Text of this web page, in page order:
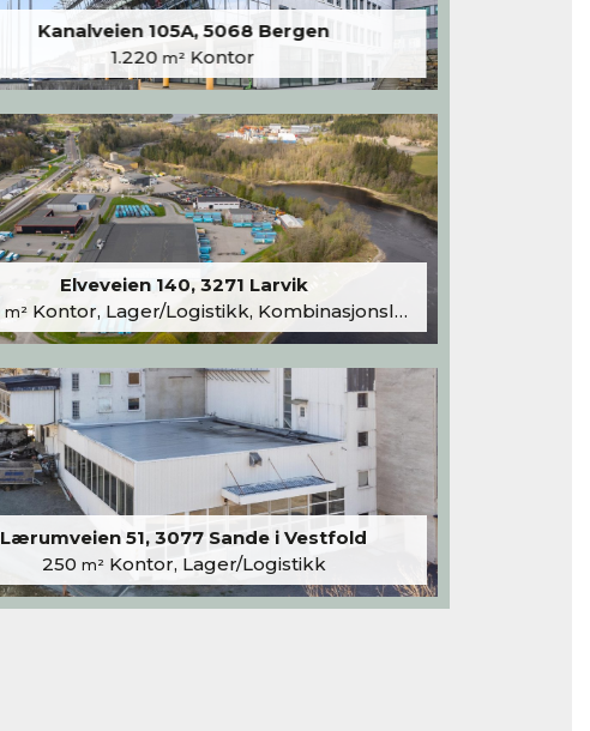
Kanalveien 105A, 5068 Bergen
1.220 m² Kontor
Elveveien 140, 3271 Larvik
m²Kontor, Lager/Logistikk, Kombinasjonslokaler
Lærumveien 51, 3077 Sande i Vestfold
250 m²Kontor, Lager/Logistikk